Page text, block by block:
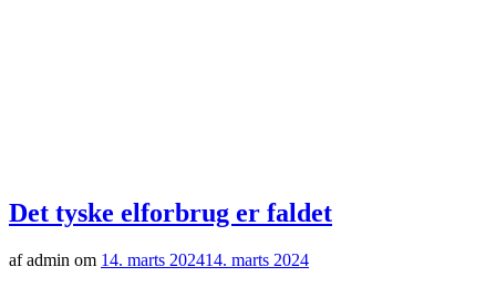
Det tyske elforbrug er faldet
af admin om 14. marts 202414. marts 2024